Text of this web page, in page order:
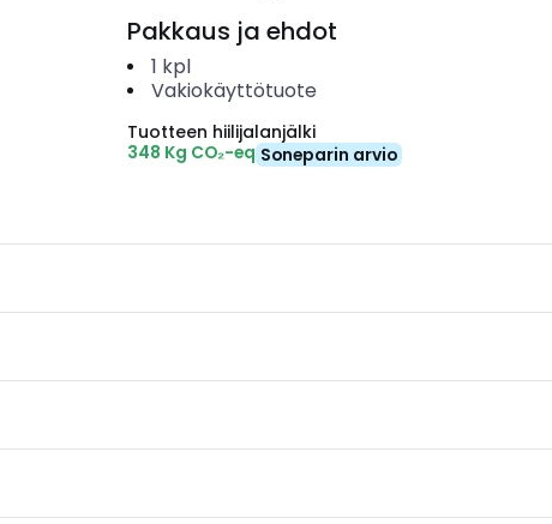
Pakkaus ja ehdot
1 kpl
Vakiokäyttötuote
Tuotteen hiilijalanjälki
348 Kg CO₂-eq Soneparin arvio